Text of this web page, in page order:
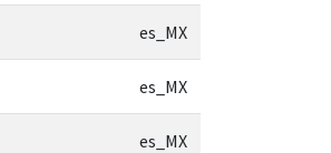
es_MX
es_MX
es_MX